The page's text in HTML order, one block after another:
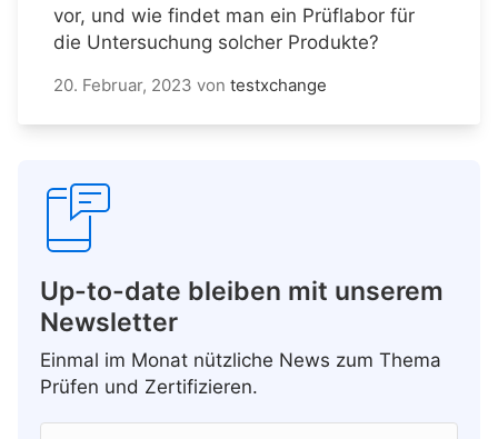
vor, und wie findet man ein Prüflabor für
die Untersuchung solcher Produkte?
20. Februar, 2023 von testxchange
Up-to-date bleiben mit unserem
Newsletter
Einmal im Monat nützliche News zum Thema
Prüfen und Zertifizieren.